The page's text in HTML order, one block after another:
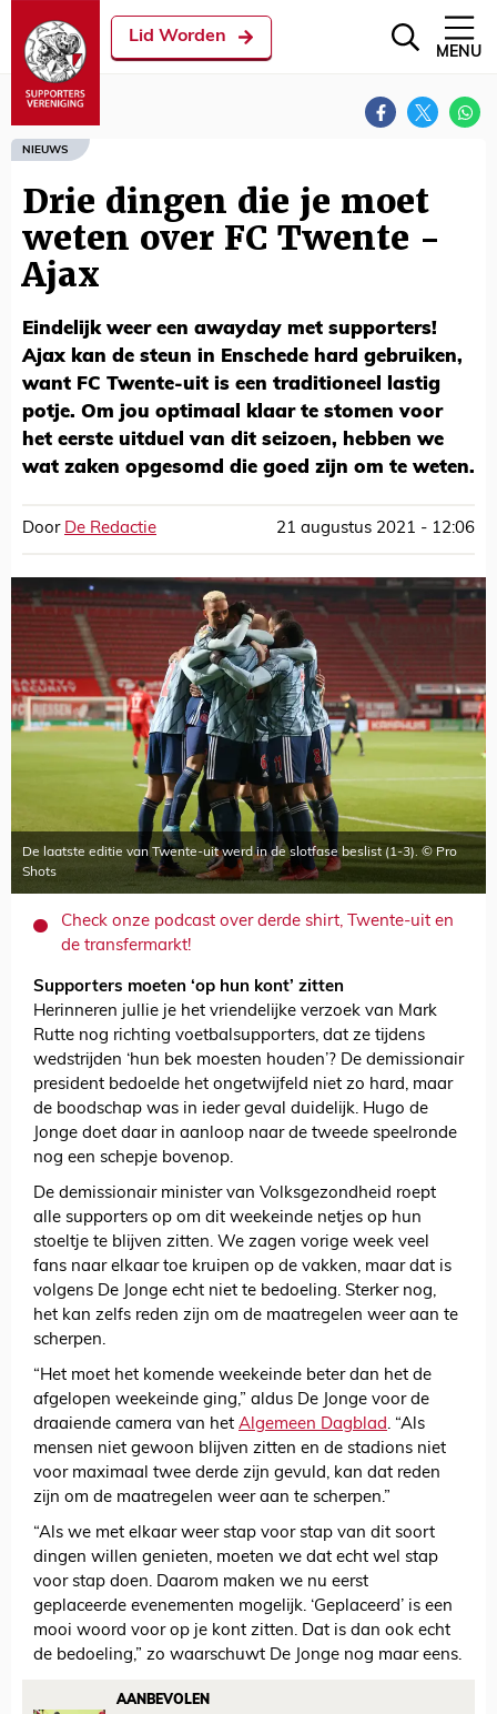
Lid Worden
MENU
NIEUWS
Drie dingen die je moet
weten over FC Twente -
Ajax
Eindelijk weer een awayday met supporters!
Ajax kan de steun in Enschede hard gebruiken,
want FC Twente-uit is een traditioneel lastig
potje. Om jou optimaal klaar te stomen voor
het eerste uitduel van dit seizoen, hebben we
wat zaken opgesomd die goed zijn om te weten.
Door De Redactie 21 augustus 2021 - 12:06
De laatste editie van Twente-uit werd in de slotfase beslist (1-3). © Pro
Shots
Check onze podcast over derde shirt, Twente-uit en
de transfermarkt!
Supporters moeten ‘op hun kont’ zitten
Herinneren jullie je het vriendelijke verzoek van Mark
Rutte nog richting voetbalsupporters, dat ze tijdens
wedstrijden ‘hun bek moesten houden’? De demissionair
president bedoelde het ongetwijfeld niet zo hard, maar
de boodschap was in ieder geval duidelijk. Hugo de
Jonge doet daar in aanloop naar de tweede speelronde
nog een schepje bovenop.
De demissionair minister van Volksgezondheid roept
alle supporters op om dit weekeinde netjes op hun
stoeltje te blijven zitten. We zagen vorige week veel
fans naar elkaar toe kruipen op de vakken, maar dat is
volgens De Jonge echt niet te bedoeling. Sterker nog,
het kan zelfs reden zijn om de maatregelen weer aan te
scherpen.
“Het moet het komende weekeinde beter dan het de
afgelopen weekeinde ging,” aldus De Jonge voor de
draaiende camera van het Algemeen Dagblad. “Als
mensen niet gewoon blijven zitten en de stadions niet
voor maximaal twee derde zijn gevuld, kan dat reden
zijn om de maatregelen weer aan te scherpen.”
“Als we met elkaar weer stap voor stap van dit soort
dingen willen genieten, moeten we dat echt wel stap
voor stap doen. Daarom maken we nu eerst
geplaceerde evenementen mogelijk. ‘Geplaceerd’ is een
mooi woord voor op je kont zitten. Dat is dan ook echt
de bedoeling,” zo waarschuwt De Jonge nog maar eens.
AANBEVOLEN